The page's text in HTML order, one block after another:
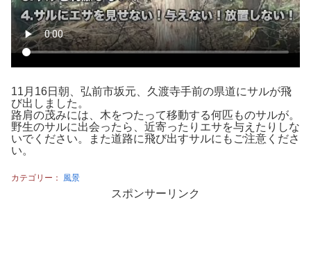
11月16日朝、弘前市坂元、久渡寺手前の県道にサルが飛
び出しました。
路肩の茂みには、木をつたって移動する何匹ものサルが。
野生のサルに出会ったら、近寄ったりエサを与えたりしな
いでください。また道路に飛び出すサルにもご注意くださ
い。
カテゴリー： 風景
スポンサーリンク